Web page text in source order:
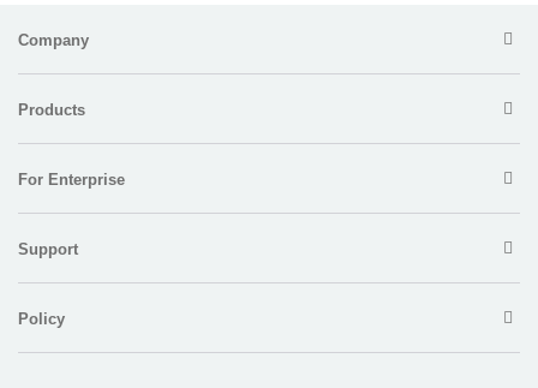
Company
Products
For Enterprise
Support
Policy